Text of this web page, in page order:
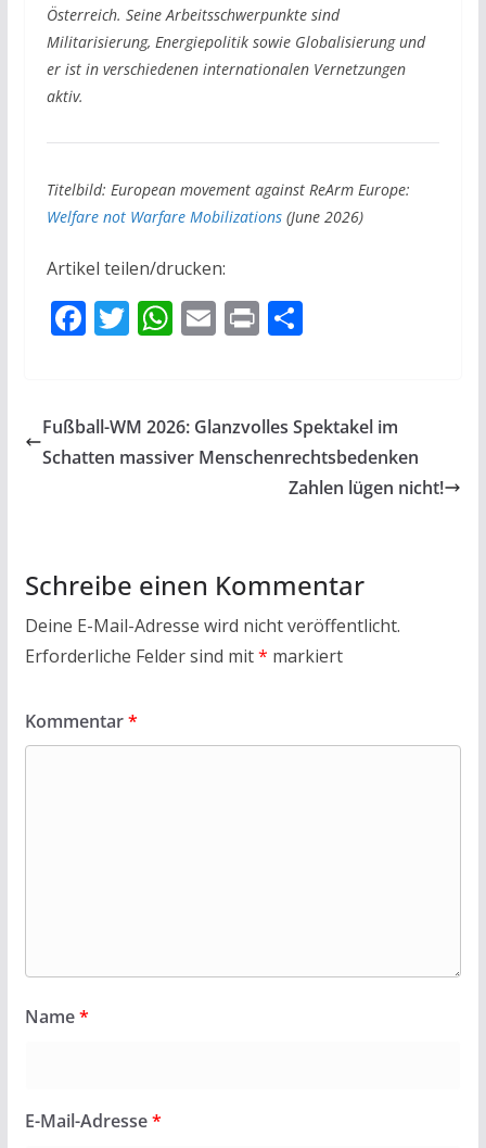
Österreich. Seine Arbeitsschwerpunkte sind
Militarisierung, Energiepolitik sowie Globalisierung und
er ist in verschiedenen internationalen Vernetzungen
aktiv.
Titelbild: European movement against ReArm Europe:
Welfare not Warfare Mobilizations(June 2026)
Artikel teilen/drucken:
F
b
o
T
er
W
s
A
E
l
PrT
n
Fußball-WM 2026: Glanzvolles Spektakel im
Schatten massiver Menschenrechtsbedenken
Zahlen lügen nicht!
Schreibe einen Kommentar
Deine E-Mail-Adresse wird nicht veröffentlicht.
Erforderliche Felder sind mit* markiert
Kommentar*
Name*
E-Mail-Adresse*